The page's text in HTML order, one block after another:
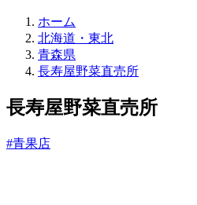
ホーム
売
ね
と
北海道・東北
青森県
長寿屋野菜直売所
長寿屋野菜直売所
#青果店